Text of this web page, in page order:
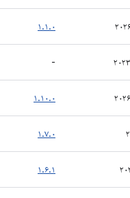
۱.۱.۰
-
۱.۱۰.۰
۱.۷.۰
۱.۶.۱